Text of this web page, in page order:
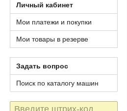
Личный кабинет
Мои платежи и покупки
Мои товары в резерве
Задать вопрос
Поиск по каталогу машин
Штрих-